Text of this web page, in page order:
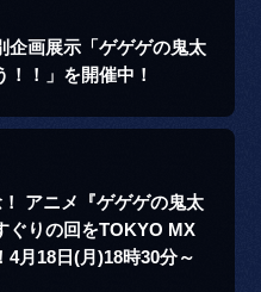
企画展示「ゲゲゲの鬼太
！」を開催中！
アニメ『ゲゲゲの鬼太
ぐりの回をTOKYO MX
月18日(月)18時30分～